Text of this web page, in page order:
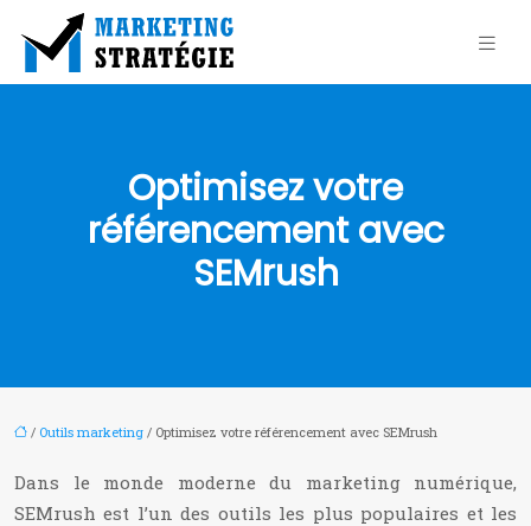
Optimisez votre
référencement avec
SEMrush
/ Outils marketing / Optimisez votre référencement avec SEMrush
Dans le monde moderne du marketing numérique,
SEMrush est l’un des outils les plus populaires et les